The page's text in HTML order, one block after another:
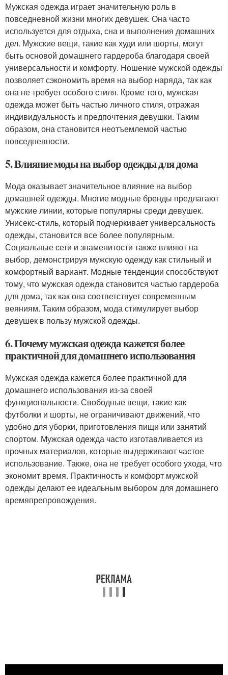
Мужская одежда играет значительную роль в
повседневной жизни многих девушек. Она часто
используется для отдыха, сна и выполнения домашних
дел. Мужские вещи, такие как худи или шорты, могут
быть основой домашнего гардероба благодаря своей
универсальности и комфорту. Ношение мужской одежды
позволяет сэкономить время на выбор наряда, так как
она не требует особого стиля. Кроме того, мужская
одежда может быть частью личного стиля, отражая
индивидуальность и предпочтения девушки. Таким
образом, она становится неотъемлемой частью
повседневности.
5. Влияние моды на выбор одежды для дома
Мода оказывает значительное влияние на выбор
домашней одежды. Многие модные бренды предлагают
мужские линии, которые популярны среди девушек.
Унисекс-стиль, который подчеркивает универсальность
одежды, становится все более популярным.
Социальные сети и знаменитости также влияют на
выбор, демонстрируя мужскую одежду как стильный и
комфортный вариант. Модные тенденции способствуют
тому, что мужская одежда становится частью гардероба
для дома, так как она соответствует современным
веяниям. Таким образом, мода стимулирует выбор
девушек в пользу мужской одежды.
6. Почему мужская одежда кажется более
практичной для домашнего использования
Мужская одежда кажется более практичной для
домашнего использования из-за своей
функциональности. Свободные вещи, такие как
футболки и шорты, не ограничивают движений, что
удобно для уборки, приготовления пищи или занятий
спортом. Мужская одежда часто изготавливается из
прочных материалов, которые выдерживают частое
использование. Также, она не требует особого ухода, что
экономит время. Практичность и комфорт мужской
одежды делают ее идеальным выбором для домашнего
времяпрепровождения.